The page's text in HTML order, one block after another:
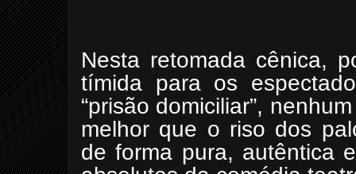
Nesta retomada cênica,
tímida para os
“prisão domiciliar”,
melhor que o riso dos
de forma pura, autêntica